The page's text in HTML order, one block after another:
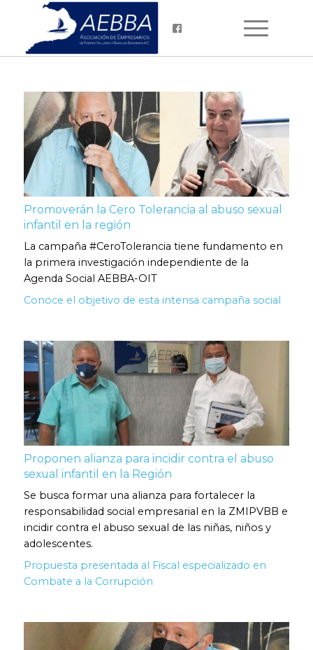
Promoverán la Cero Tolerancia al abuso sexual
infantil en la región
La campaña #CeroTolerancia tiene fundamento en
la primera investigación independiente de la
Agenda Social AEBBA-OIT
Conoce el objetivo de esta intensa campaña social
Proponen alianza para incidir contra el abuso
sexual infantil en la Región
Se busca formar una alianza para fortalecer la
responsabilidad social empresarial en la ZMIPVBB e
incidir contra el abuso sexual de las niñas, niños y
adolescentes.
Propuesta presentada al Fiscal especializado en
Combate a la Corrupción